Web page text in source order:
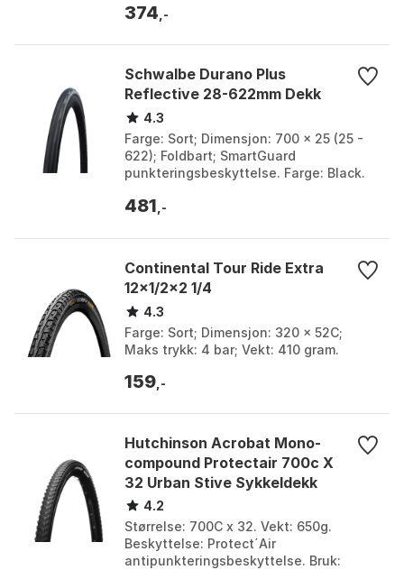
Farge: Black. Størrelse...
374 ,-
Schwalbe Durano Plus
Reflective 28-622mm Dekk
4.3
Farge: Sort; Dimensjon: 700 x 25 (25 -
622); Foldbart; SmartGuard
punkteringsbeskyttelse. Farge: Black.
481 ,-
Continental Tour Ride Extra
12x1/2x2 1/4
4.3
Farge: Sort; Dimensjon: 320 x 52C;
Maks trykk: 4 bar; Vekt: 410 gram.
159 ,-
Hutchinson Acrobat Mono-
compound Protectair 700c X
32 Urban Stive Sykkeldekk
4.2
Størrelse: 700C x 32. Vekt: 650g.
Beskyttelse: Protect´Air
antipunkteringsbeskyttelse. Bruk: